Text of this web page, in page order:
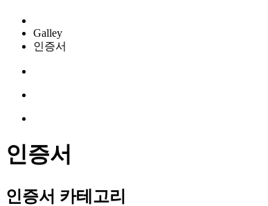
Galley
인증서
인증서
인증서 카테고리